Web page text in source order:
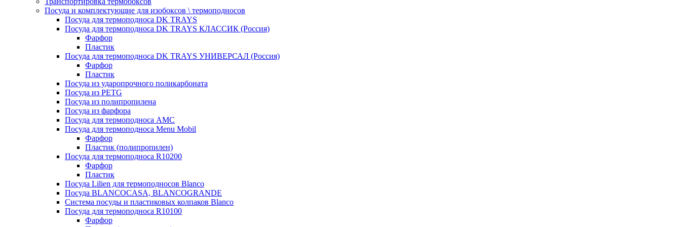
Посуда и комплектующие для изобоксов \ термоподносов
Посуда для термоподноса DK TRAYS
Посуда для термоподноса DK TRAYS КЛАССИК (Россия)
Фарфор
Пластик
Посуда для термоподноса DK TRAYS УНИВЕРСАЛ (Россия)
Фарфор
Пластик
Посуда из ударопрочного поликарбоната
Посуда из PETG
Посуда из полипропилена
Посуда из фарфора
Посуда для термоподноса AMC
Посуда для термоподноса Menu Mobil
Фарфор
Пластик (полипропилен)
Посуда для термоподноса R10200
Фарфор
Пластик
Посуда Lilien для термоподносов Blanco
Посуда BLANCOCASA, BLANCOGRANDE
Система посуды и пластиковых колпаков Blanco
Посуда для термоподноса R10100
Фарфор